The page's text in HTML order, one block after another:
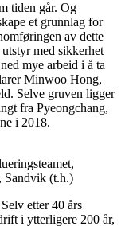
tiden går. Og
et grunnlag for
av dette
med sikkerhet
mye arbeid i å ta
Minwoo Hong,
Selve gruven ligger
fra Pyeongchang,
i 2018.
Sandvik (t.h.)
etter 40 års
i ytterligere 200 år,